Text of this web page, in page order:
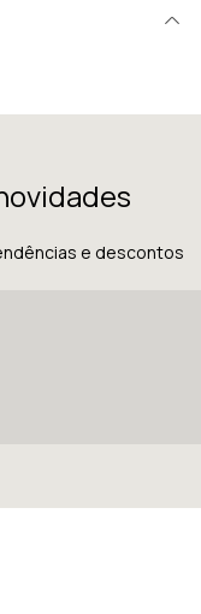
e descontos